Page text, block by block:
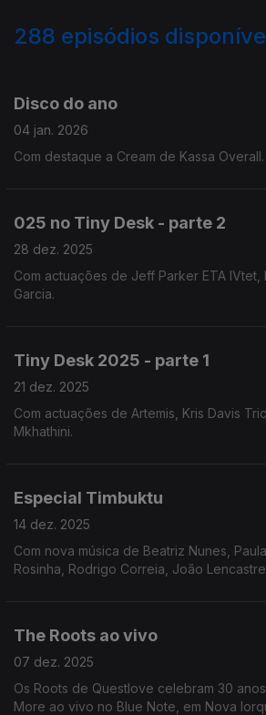
288 episódios
Disco do ano
04 jan. 2026
Com destaque a Cream de Kassa Overall.
025 no Tiny Desk - parte 2
28 dez. 2025
Com actuações de Jeff Parker ETA
Garcia.
Tiny Desk 2025 - parte 1
21 dez. 2025
Com actuações de Artemis, Kris Davis
Mkhathini.
Especial Timbuktu
14 dez. 2025
Com nova música de Beatriz Nunes,
Rosinha, Rodrigo Correia, João
The Roots ao vivo
07 dez. 2025
Os Roots de Questlove celebram 30
More ao vivo no Blue Note, em Nova